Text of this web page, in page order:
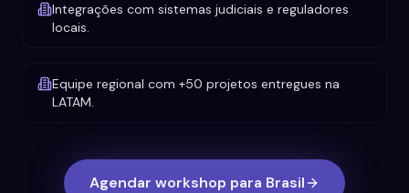
Integrações com sistemas judiciais e reguladores
locais.
Equipe regional com +50 projetos entregues na
LATAM.
Agendar workshop para Brasil